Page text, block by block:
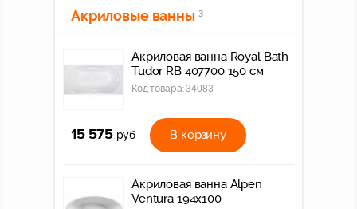
Акриловые ванны 3
Акриловая ванна Royal Bath
Tudor RB 407700 150 см
Код товара:34083
15 575 руб В корзину
Акриловая ванна Alpen
Ventura 194х100